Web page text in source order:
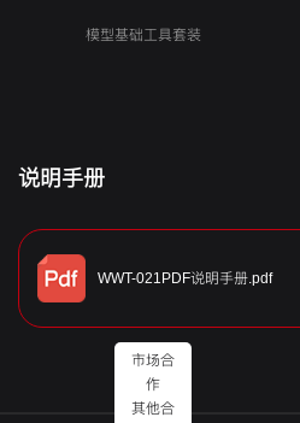
模型基础工具套装
说明手册
WWT-021PDF说明手册.pdf
市场合
作
其他合